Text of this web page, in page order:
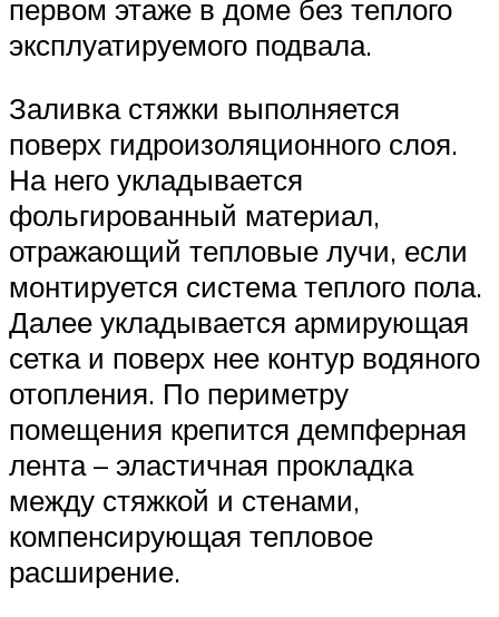
первом этаже в доме без теплого
эксплуатируемого подвала.
Заливка стяжки выполняется
поверх гидроизоляционного слоя.
На него укладывается
фольгированный материал,
отражающий тепловые лучи, если
монтируется система теплого пола.
Далее укладывается армирующая
сетка и поверх нее контур водяного
отопления. По периметру
помещения крепится демпферная
лента – эластичная прокладка
между стяжкой и стенами,
компенсирующая тепловое
расширение.